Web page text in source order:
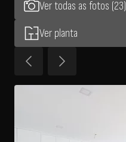
Ver todas as fotos (23)
Ver planta